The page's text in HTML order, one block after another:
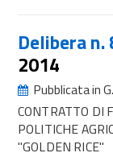
Delibera
2014
Pubblicata in
CONTRATTO DI
POLITICHE
"GOLDEN RICE"